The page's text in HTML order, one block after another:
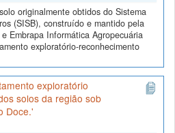
originalmente obtidos do Sistema
(SISB), construído e mantido pela
Embrapa Informática Agropecuária
exploratório-reconhecimento
exploratório
solos da região sob
Doce.'